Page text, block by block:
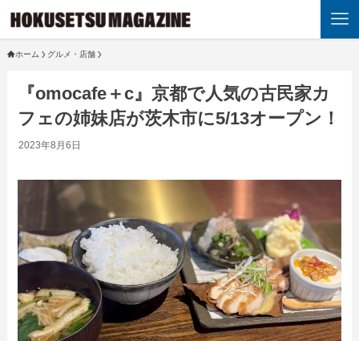
ホーム グルメ・店舗
『omocafe＋c』京都で人気の古民家カ
フェの姉妹店が茨木市に5/13オープン！
2023年8月6日